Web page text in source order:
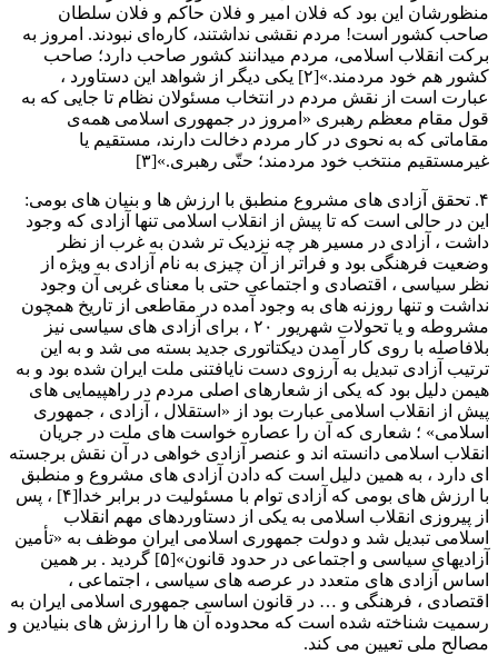
منظورشان این بود که فلان امیر و فلان حاکم و فلان سلطان
صاحب کشور است! مردم نقشی نداشتند، کاره‌ای نبودند. امروز به
برکت انقلاب اسلامی، مردم میدانند کشور صاحب دارد؛ صاحب
کشور هم خود مردمند.»[۲] یکی دیگر از شواهد این دستاورد ،
عبارت است از نقش مردم در انتخاب مسئولان نظام تا جایی که به
قول مقام معظم رهبری «امروز در جمهوری اسلامی همه‌ی
مقاماتی که به نحوی در کار مردم دخالت دارند، مستقیم یا
غیرمستقیم منتخب خود مردمند؛ حتّی رهبری.»[۳]
۴. تحقق آزادی های مشروع منطبق با ارزش ها و بنیان های بومی:
این در حالی است که تا پیش از انقلاب اسلامی تنها آزادی که وجود
داشت ، آزادی در مسیر هر چه نزدیک تر شدن به غرب از نظر
وضعیت فرهنگی بود و فراتر از آن چیزی به نام آزادی به ویژه از
نظر سیاسی ، اقتصادی و اجتماعی حتی با معنای غربی آن وجود
نداشت و تنها روزنه های به وجود آمده در مقاطعی از تاریخ همچون
مشروطه و یا تحولات شهریور ۲۰ ، برای آزادی های سیاسی نیز
بلافاصله با روی کار آمدن دیکتاتوری جدید بسته می شد و به این
ترتیب آزادی تبدیل به آرزوی دست نایافتنی ملت ایران شده بود و به
هیمن دلیل بود که یکی از شعارهای اصلی مردم در راهپیمایی های
پیش از انقلاب اسلامی عبارت بود از «استقلال ، آزادی ، جمهوری
اسلامی» ؛ شعاری که آن را عصاره خواست های ملت در جریان
انقلاب اسلامی دانسته اند و عنصر آزادی خواهی در آن نقش برجسته
ای دارد ، به همین دلیل است که دادن آزادی های مشروع و منطبق
با ارزش های بومی که آزادی توام با مسئولیت در برابر خدا[۴] ، پس
از پیروزی انقلاب اسلامی به یکی از دستاوردهای مهم انقلاب
اسلامی تبدیل شد و دولت جمهوری اسلامی ایران موظف به «تأمین
آزادیهای سیاسی و اجتماعی در حدود قانون»[۵] گردید . بر همین
اساس آزادی های متعدد در عرصه های سیاسی ، اجتماعی ،
اقتصادی ، فرهنگی و … در قانون اساسی جمهوری اسلامی ایران به
رسمیت شناخته شده است که محدوده آن ها را ارزش های بنیادین و
مصالح ملی تعیین می کند.